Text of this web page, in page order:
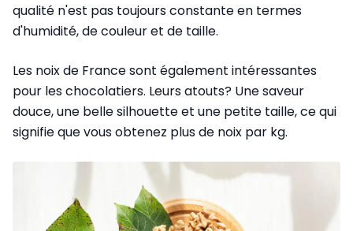
qualité n'est pas toujours constante en termes
d'humidité, de couleur et de taille.
Les noix de France sont également intéressantes
pour les chocolatiers. Leurs atouts? Une saveur
douce, une belle silhouette et une petite taille, ce qui
signifie que vous obtenez plus de noix par kg.